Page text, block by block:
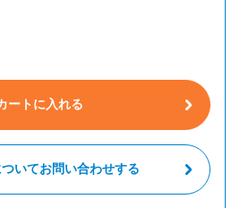
ートに入れる
いてお問い合わせする